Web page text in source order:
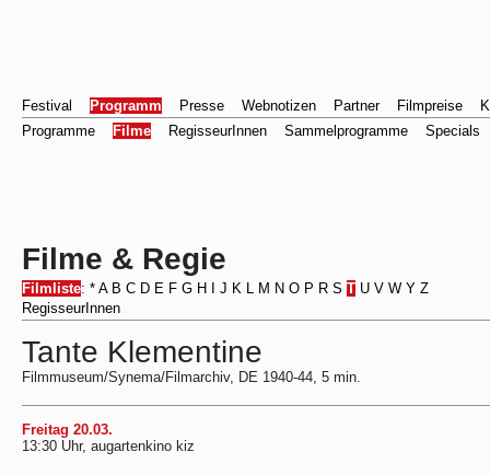
Festival Programm Presse Webnotizen Partner Filmpreise
Programme
Filme RegisseurInnen Sammelprogramme Specials
Filme & Regie
Filmliste: * A B C D E F G H J K L M N O P R S T U V W Y Z
RegisseurInnen
Tante Klementine
Filmmuseum/Synema/Filmarchiv, DE 1940-44, 5 min.
Freitag 20.03.
13:30 Uhr, augartenkino kiz